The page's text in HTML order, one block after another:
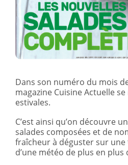
Dans son numéro du mois
magazine Cuisine Actuelle
estivales.
C’est ainsi qu’on découvre
salades composées et de
fraîcheur à déguster sur
d’une météo de plus en plus